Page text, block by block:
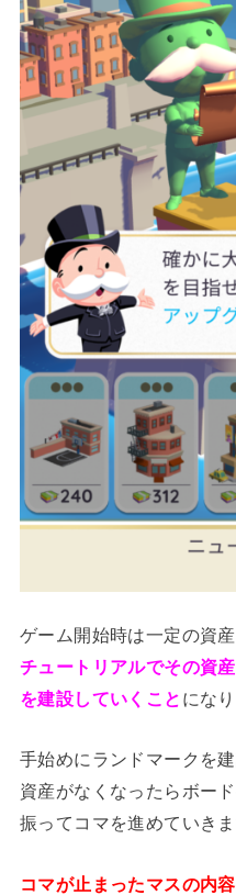
ゲーム開始時は一定の資
チュートリアルでその資
を建設していくこと になり
手始めにランドマークを
資産がなくなったらボー
振ってコマを進めていきま
コマが止まったマスの内